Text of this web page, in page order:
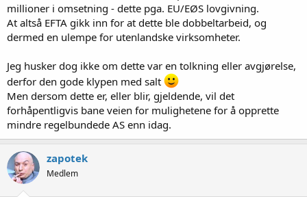
millioner i omsetning - dette pga. EU/EØS lovgivning.
At altså EFTA gikk inn for at dette ble dobbeltarbeid, og
dermed en ulempe for utenlandske virksomheter.
Jeg husker dog ikke om dette var en tolkning eller avgjørelse,
derfor den gode klypen med salt
Men dersom dette er, eller blir, gjeldende, vil det
forhåpentligvis bane veien for mulighetene for å opprette
mindre regelbundede AS enn idag.
zapotek
Medlem